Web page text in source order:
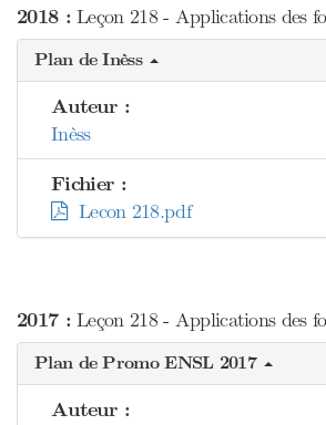
2018 :Leçon 218 - Applications des
Plan de Inèss
Auteur :
Inèss
Fichier :
Lecon 218.pdf
2017 :Leçon 218 - Applications des
Plan de Promo ENSL 2017
Auteur :